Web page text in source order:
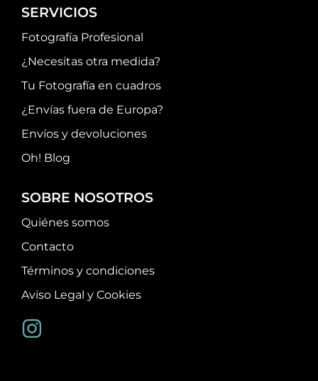
SERVICIOS
Fotografía Profesional
¿Necesitas otra medida?
Tu Fotografía en cuadros
¿Envías fuera de Europa?
Envíos y devoluciones
Oh! Blog
SOBRE NOSOTROS
Quiénes somos
Contacto
Términos y condiciones
Aviso Legal y Cookies